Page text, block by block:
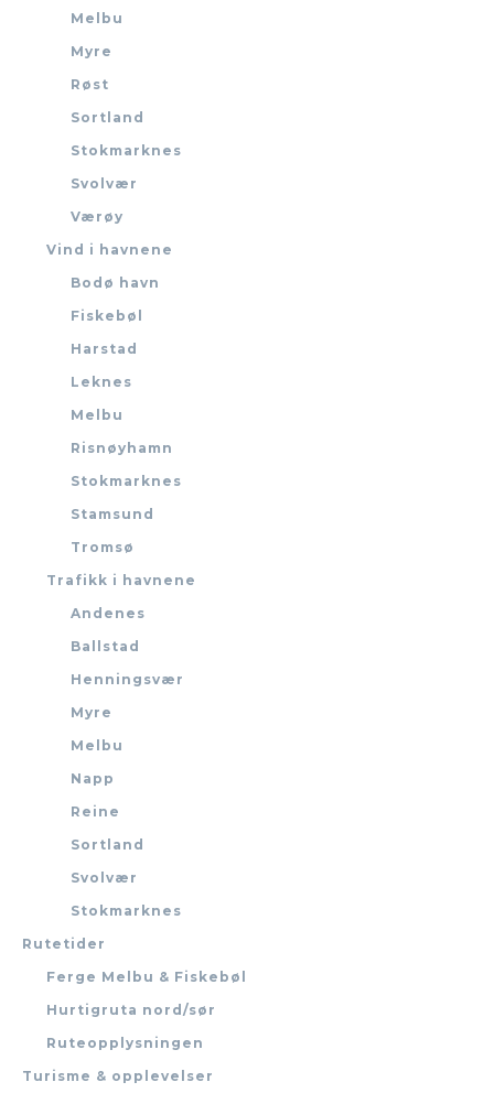
Melbu
Myre
Røst
Sortland
Stokmarknes
Svolvær
Værøy
Vind i havnene
Bodø havn
Fiskebøl
Harstad
Leknes
Melbu
Risnøyhamn
Stokmarknes
Stamsund
Tromsø
Trafikk i havnene
Andenes
Ballstad
Henningsvær
Myre
Melbu
Napp
Reine
Sortland
Svolvær
Stokmarknes
Rutetider
Ferge Melbu & Fiskebøl
Hurtigruta nord/sør
Ruteopplysningen
Turisme & opplevelser